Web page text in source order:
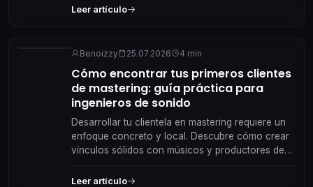
búsqueda, el contacto y la colaboración, con
local.
Leer artículo
Benoizzy 25.07.2026 4 min
Cómo encontrar tus primeros clientes
de mastering: guía práctica para
ingenieros de sonido
Desarrollar tu clientela en mastering requiere un
enfoque concreto y local. Descubre cómo crear
vínculos sólidos con músicos y productores de
Leer artículo